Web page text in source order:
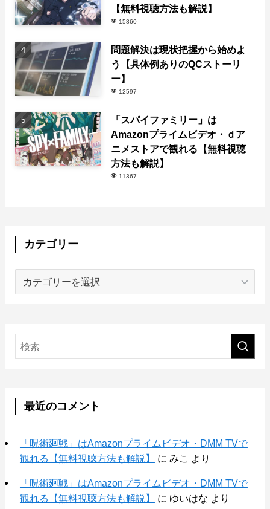
【無料視聴方法も解説】
15860
問題解決は現状把握から始めよ
う【具体例ありのQCストーリ
ー】
12597
「スパイファミリー」は
Amazonプライムビデオ・ｄア
ニメストアで観れる【無料視聴
方法も解説】
11367
カテゴリー
ー
最近のコメント
「呪術廻戦」はAmazonプライムビデオ・DMM TVで
観れる【無料視聴方法も解説】
に みこ より
「呪術廻戦」はAmazonプライムビデオ・DMM TVで
観れる【無料視聴方法も解説】
に ゆいはな より